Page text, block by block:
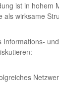
ist in hohem
als wirksame
Informations-